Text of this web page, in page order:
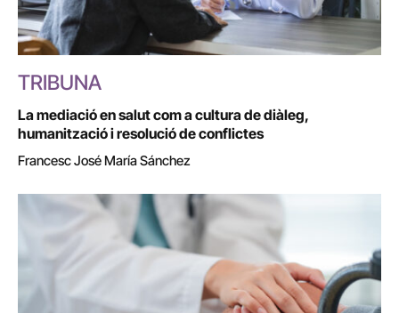
TRIBUNA
La mediació en salut com a cultura de diàleg,
humanització i resolució de conflictes
Francesc José María Sánchez